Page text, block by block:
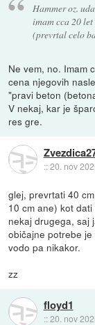
Hammer oz.
imam cca 20
(prevrtal celo
Ne vem, no. Imam
cena njegovih
"pravi beton
V nekaj, kar je
res gre.
::20. nov
glej, prevrtati 40
10 cm ane) kot
nekaj drugega, saj
običajne potrebe
vodo pa nikakor.
zz
floyd1
::20. nov